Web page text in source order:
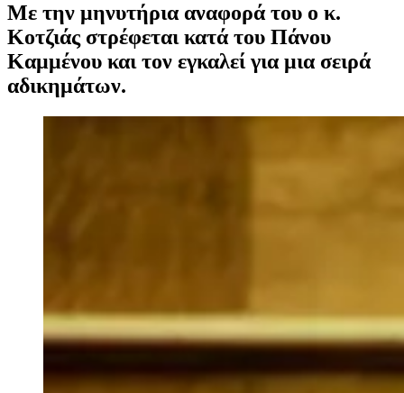
Με την μηνυτήρια αναφορά του ο κ.
Κοτζιάς στρέφεται κατά του Πάνου
Καμμένου και τον εγκαλεί για μια σειρά
αδικημάτων.